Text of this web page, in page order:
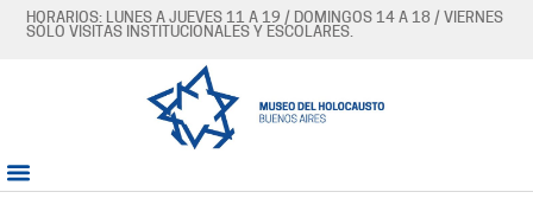
HORARIOS: LUNES A JUEVES 11 A 19 / DOMINGOS 14 A 18 / VIERNES
SÓLO VISITAS INSTITUCIONALES Y ESCOLARES.